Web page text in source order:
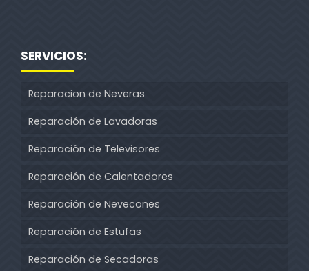
SERVICIOS:
Reparacion de Neveras
Reparación de Lavadoras
Reparación de Televisores
Reparación de Calentadores
Reparación de Nevecones
Reparación de Estufas
Reparación de Secadoras